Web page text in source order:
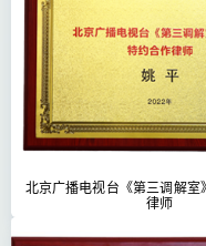
北京广播电视台《第三调解室
律师